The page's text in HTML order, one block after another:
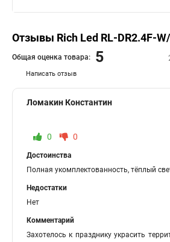
Отзывы Rich Led RL-DR2.4F-
Написать отзыв
Общая оценка товара: 5
Ломакин Константин
0 0
Достоинства
Полная укомплектованность, тёплый
Недостатки
Нет
Комментарий
Захотелось к празднику украсить